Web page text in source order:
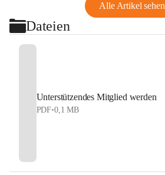
Alle Artikel sehen
Dateien
Unterstützendes Mitglied werden
PDF•0,1 MB